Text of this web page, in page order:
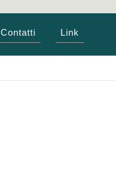
Contatti Link